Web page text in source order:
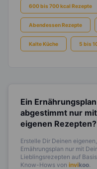
600 bis 700 kcal Rezepte
Abendessen Rezepte
Kalte Küche 5 bis
Ein
abgestimmt nur
eigenen Rezepten?
Erstelle Dir Deinen
Ernährungsplan nur mit
Lieblingsrezepten auf
Know-Hows von invikoo